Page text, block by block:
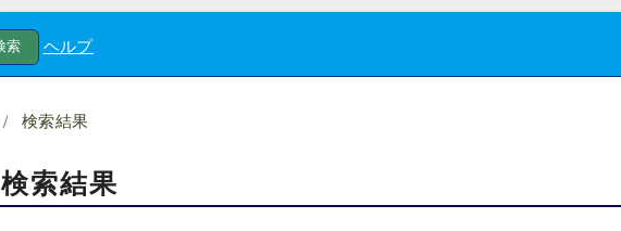
ヘルプ
検索結果
検索結果